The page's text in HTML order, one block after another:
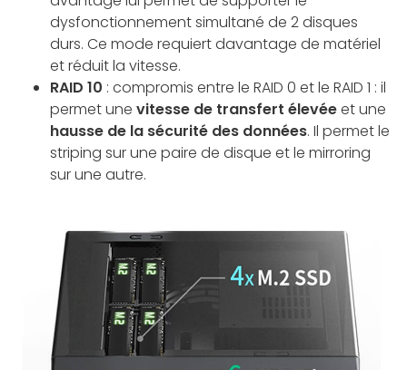
dysfonctionnement simultané de 2 disques
durs. Ce mode requiert davantage de matériel
et réduit la vitesse.
RAID 10 : compromis entre le RAID 0 et le RAID 1 : il
permet une vitesse de transfert élevéeet une
hausse de la sécurité des données. Il permet le
striping sur une paire de disque et le mirroring
sur une autre.